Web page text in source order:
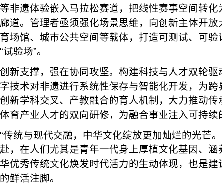
等非遗体验嵌入马拉松赛道，把线性赛事空间转
廊道。管理者亟须强化场景思维，向创新主体开
育场馆、城市公共空间等载体，打造可测试、可
“试验场”。
创新支撑，强在协同攻坚。构建科技与人才双轮
字技术对非遗进行系统性保存与智能化开发，为
创新学科交叉、产教融合的育人机制，大力推动
体育产业人才的双向研修，为融合事业注入可持续
“传统与现代交融，中华文化绽放更加灿烂的光芒
赴，在人们尤其是青年一代身上厚植文化基因、
华优秀传统文化焕发时代活力的生动体现，也是
的鲜活注脚。